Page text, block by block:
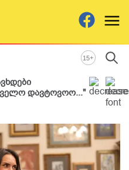
15+
დავტოვოო..."